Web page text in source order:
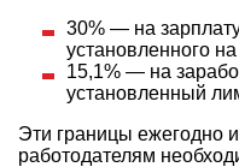
30% — на
установленного
15,1% — на
установленный
Эти границы ежегодно
работодателям